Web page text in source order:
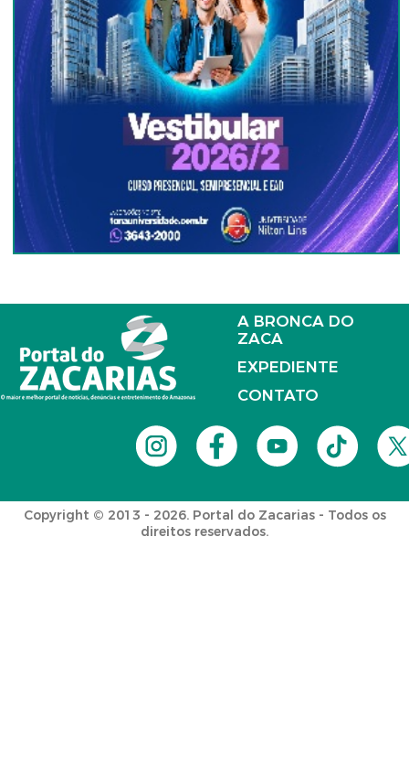
A BRONCA DO
ZACA
EXPEDIENTE
CONTATO
Copyright © 2013 - 2026. Portal do Zacarias - Todos os
direitos reservados.